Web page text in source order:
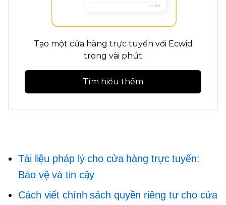
Tạo một cửa hàng trực tuyến với Ecwid
trong vài phút
Tìm hiểu thêm
Tài liệu pháp lý cho cửa hàng trực tuyến:
Bảo vệ và tin cậy
Cách viết chính sách quyền riêng tư cho cửa